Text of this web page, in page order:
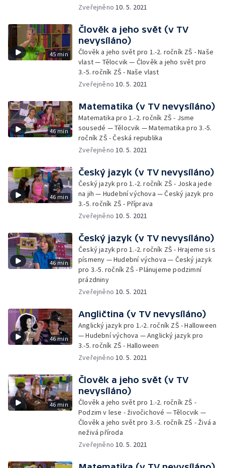
Zveřejněno10. 5. 2021
45 min
Člověk a jeho svět (v TV
nevysíláno)
Člověk a jeho svět pro 1.-2. ročník ZŠ - Naše
vlast — Tělocvik — Člověk a jeho svět pro
3.-5. ročník ZŠ - Naše vlast
Zveřejněno10. 5. 2021
46 min
Matematika (v TV nevysíláno)
Matematika pro 1.-2. ročník ZŠ - Jsme
sousedé — Tělocvik — Matematika pro 3.-5.
ročník ZŠ - Česká republika
Zveřejněno10. 5. 2021
46 min
Český jazyk (v TV nevysíláno)
Český jazyk pro 1.-2. ročník ZŠ - Joska jede
na jih — Hudební výchova — Český jazyk pro
3.-5. ročník ZŠ - Příprava
Zveřejněno10. 5. 2021
46 min
Český jazyk (v TV nevysíláno)
Český jazyk pro 1.-2. ročník ZŠ - Hrajeme si s
písmeny — Hudební výchova — Český jazyk
pro 3.-5. ročník ZŠ - Plánujeme podzimní
prázdniny
Zveřejněno10. 5. 2021
46 min
Angličtina (v TV nevysíláno)
Anglický jazyk pro 1.-2. ročník ZŠ - Halloween
— Hudební výchova — Anglický jazyk pro
3.-5. ročník ZŠ - Halloween
Zveřejněno10. 5. 2021
46 min
Člověk a jeho svět (v TV
nevysíláno)
Člověk a jeho svět pro 1.-2. ročník ZŠ -
Podzim v lese - živočichové — Tělocvik —
Člověk a jeho svět pro 3.-5. ročník ZŠ - Živá a
neživá příroda
Zveřejněno10. 5. 2021